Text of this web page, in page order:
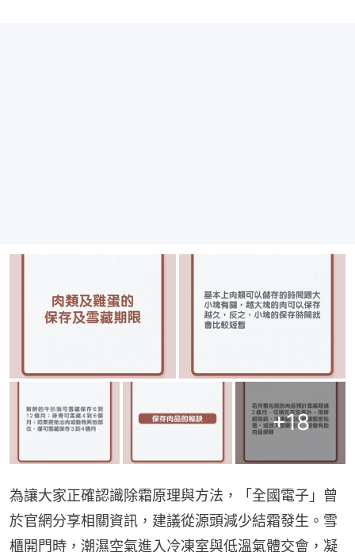
+18
為讓大家正確認識除霜原理與方法，「全國電子」曾
於官網分享相關資訊，建議從源頭減少結霜發生。雪
櫃開門時，潮濕空氣進入冷凍室與低溫氣體交會，凝